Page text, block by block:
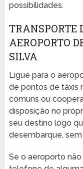
possibilidades.
TRANSPORTE
AEROPORTO
SILVA
Ligue para o
de pontos de táxis
comuns ou
disposição no
seu destino logo
desembarque,
Se o aeroporto